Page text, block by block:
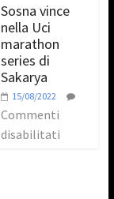
Sosna vince
nella Uci
marathon
series di
Sakarya
15/08/2022
Commenti
disabilitati